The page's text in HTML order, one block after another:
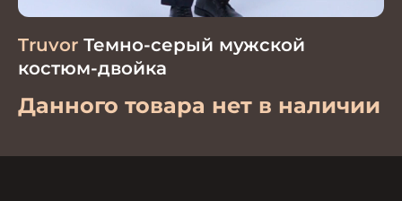
Truvor Темно-серый мужской
костюм-двойка
Данного товара нет в наличии